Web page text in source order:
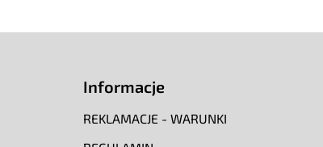
Informacje
REKLAMACJE - WARUNKI